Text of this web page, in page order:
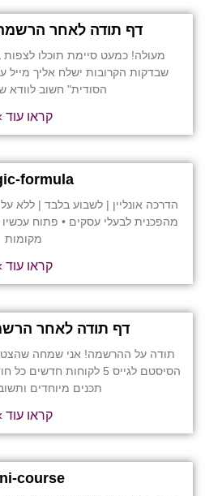
דף תודה לאחר
מעולה! כמעט סיימת תוכלו לצפות
שבדקות הקרובות ישלח אליך
הסודית" חשוב לוודא
קראו עוד
formula
הדרכה אונליין | לשבוע בלבד | ללא
מקומות
קראו עוד
דף תודה לאחר
תודה על ההרשמה! אני שמחה
הסיסטם לגייס 5 לקוחות
תכנים מיוחדים
קראו עוד
course